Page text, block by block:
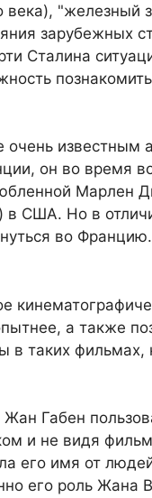
"железный
зарубежных
Сталина
известным
он во время
Марлен
в США. Но в
во
а также
в таких
Габен
и не видя
его имя от
его роль Жана